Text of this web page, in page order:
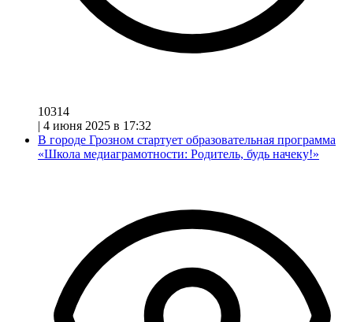
10314
| 4 июня 2025 в 17:32
В городе Грозном стартует образовательная программа
«Школа медиаграмотности: Родитель, будь начеку!»